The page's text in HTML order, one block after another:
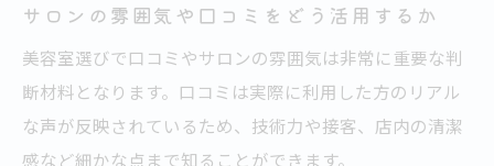
サロンの雰囲気や口コミをどう活用するか
美容室選びで口コミやサロンの雰囲気は非常に重要な判
断材料となります。口コミは実際に利用した方のリアル
な声が反映されているため、技術力や接客、店内の清潔
感など細かな点まで知ることができます。